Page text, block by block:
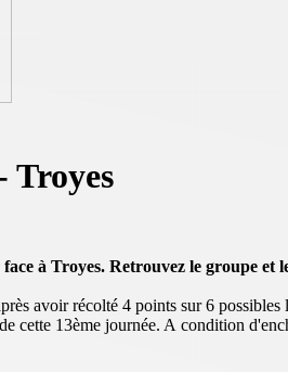
Troyes
à Troyes. Retrouvez le groupe
avoir récolté 4 points sur 6
cette 13ème journée. A condition